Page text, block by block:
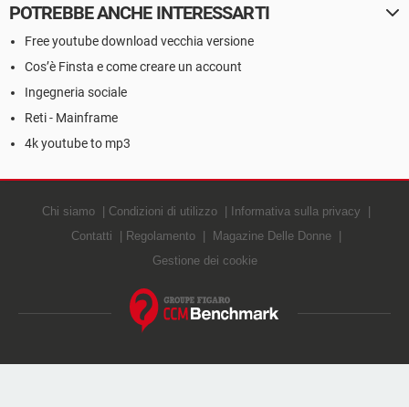
POTREBBE ANCHE INTERESSARTI
Free youtube download vecchia versione
Cos’è Finsta e come creare un account
Ingegneria sociale
Reti - Mainframe
4k youtube to mp3
Chi siamo Condizioni di utilizzo
Informativa sulla privacy
Contatti
Regolamento
Magazine Delle Donne
Gestione dei cookie